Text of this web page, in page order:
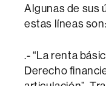
Algunas de sus
estas líneas son:
.- “La renta
Derecho